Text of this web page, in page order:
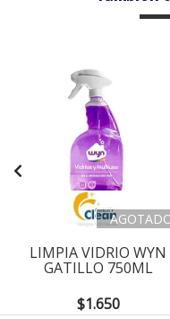
LIMPIA VIDRIO WYN
GATILLO 750ML
$1.650